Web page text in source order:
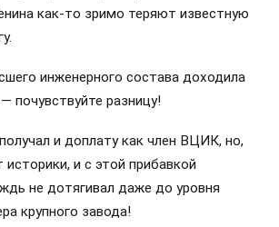
как-то зримо теряют известную
инженерного состава доходила
почувствуйте разницу!
и доплату как член ВЦИК, но,
и с этой прибавкой
не дотягивал даже до уровня
крупного завода!